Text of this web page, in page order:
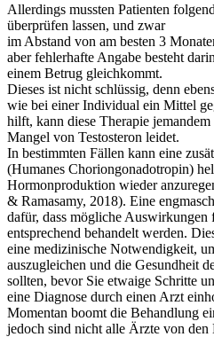
Allerdings mussten Patienten
überprüfen lassen, und zwar
im Abstand von am besten 3
aber fehlerhafte Angabe besteht
einem Betrug gleichkommt.
Dieses ist nicht schlüssig, denn
wie bei einer Individual ein Mittel
hilft, kann diese Therapie
Mangel von Testosteron leidet.
In bestimmten Fällen kann eine
(Humanes Choriongonadotropin)
Hormonproduktion wieder
& Ramasamy, 2018). Eine
dafür, dass mögliche Auswirkungen
entsprechend behandelt werden.
eine medizinische Notwendigkeit,
auszugleichen und die Gesundheit
sollten, bevor Sie etwaige Schritte
eine Diagnose durch einen Arzt
Momentan boomt die Behandlung
jedoch sind nicht alle Ärzte von den